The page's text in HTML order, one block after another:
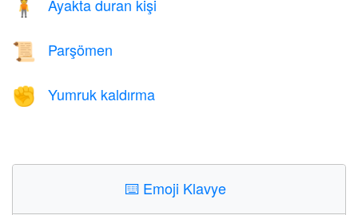
🧍 Ayakta duran kişi
📜 Parşömen
✊ Yumruk kaldırma
⌨️ Emoji Klavye